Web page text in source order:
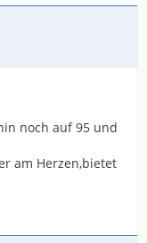
noch auf 95 und
am Herzen,bietet